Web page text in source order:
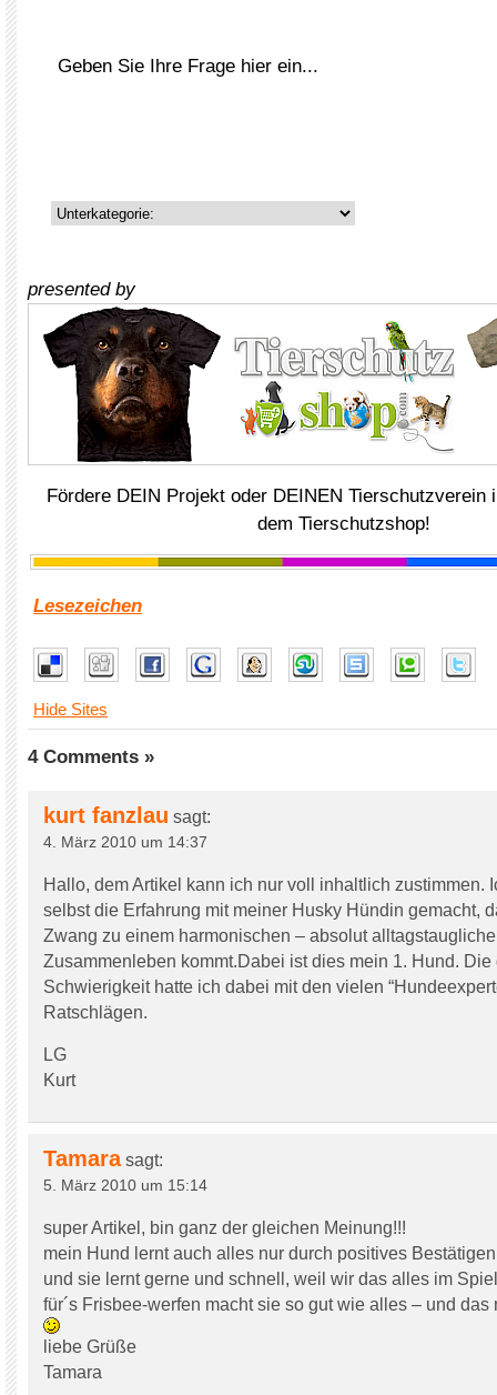
presented by
Fördere DEIN Projekt oder DEINEN Tierschutzverein
dem Tierschutzshop!
Lesezeichen
Hide Sites
4 Comments »
kurt fanzlau sagt:
4. März 2010 um 14:37
Hallo, dem Artikel kann ich nur voll inhaltlich zustimmen.
selbst die Erfahrung mit meiner Husky Hündin gemacht,
Zwang zu einem harmonischen – absolut
Zusammenleben kommt.Dabei ist dies mein 1. Hund. Die
Schwierigkeit hatte ich dabei mit den vielen
Ratschlägen.
LG
Kurt
Tamara sagt:
5. März 2010 um 15:14
super Artikel, bin ganz der gleichen Meinung!!!
mein Hund lernt auch alles nur durch positives
und sie lernt gerne und schnell, weil wir das alles im
für´s Frisbee-werfen macht sie so gut wie alles – und das
liebe Grüße
Tamara